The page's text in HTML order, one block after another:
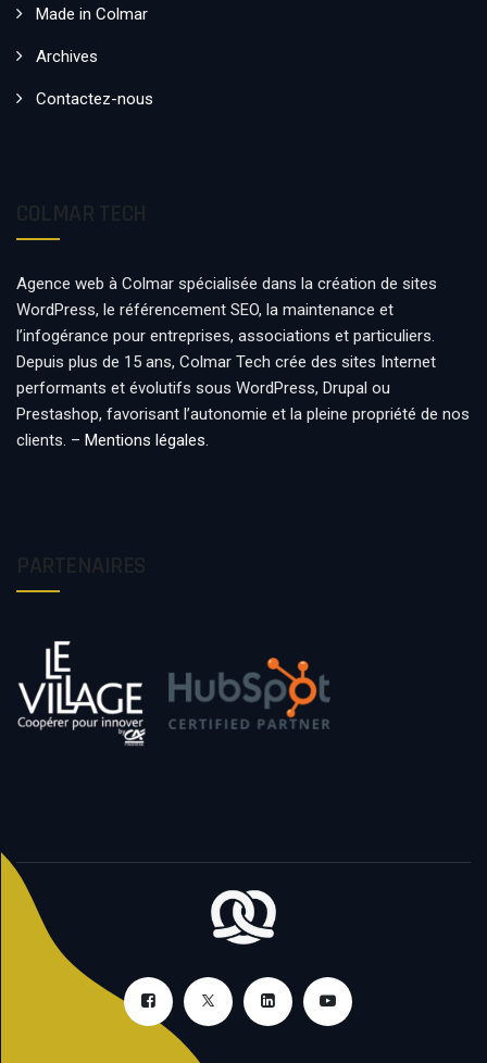
Made in Colmar
Archives
Contactez-nous
Agence web à Colmar spécialisée dans la création de sites
WordPress, le référencement SEO, la maintenance et
l’infogérance pour entreprises, associations et particuliers.
Depuis plus de 15 ans, Colmar Tech crée des sites Internet
performants et évolutifs sous WordPress, Drupal ou
Prestashop, favorisant l’autonomie et la pleine propriété de nos
clients. – Mentions légales.